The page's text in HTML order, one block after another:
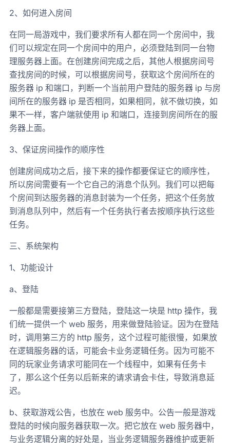
2、如何进入房间
在同一局游戏中，我们要求所有人都在同一个房间中，我
们可以规定在同一个房间中的用户，必须登陆到同一台物
理服务器上面。在创建房间完成之后，其他人根据房间号
查找房间的时候，可以根据房间号，获取这个房间所在的
服务器 ip 和端口，判断一个当前用户登陆的服务器 ip 与房
间所在的服务器 ip 是否相同，如果相同，就不做切换，如
果不一样，客户端就使用 ip 和端口，连接到房间所在的服
务器上面。
3、保证房间操作的顺序性
创建房间成功之后，接下来的操作都要保证它的顺序性，
所以房间需要有一个它自己的消息个队列。我们可以把每
个房间到达服务器的消息封装为一个任务，把这个任务放
到消息队列中，然后有一个任务执行者去按顺序执行这些
任务。
三、系统架构
1、功能设计
a、登陆
一般都是需要接第三方登陆，登陆这一块是 http 操作，我
们统一提供一个 web 服务，用来做登陆验证。因为在登陆
时，调用第三方的 http 服务，这个过程可能很慢，如果放
在逻辑服务器的话，可能会卡业务逻辑任务。因为可能不
同的玩家业务请求可能同在一个线程中，如果有任务卡
了，那么这个任务以后新来的请求请会卡住，导致消息延
迟。
b、获取游戏公告，也放在 web 服务中。公告一般是游戏
登陆的时候向服务器获取一次。把它放在 web 服务器中，
与业务逻辑分离的好处是，当业务逻辑服务器维护或更新